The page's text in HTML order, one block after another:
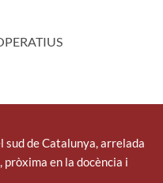
sud de Catalunya, arrelada
en la docència i